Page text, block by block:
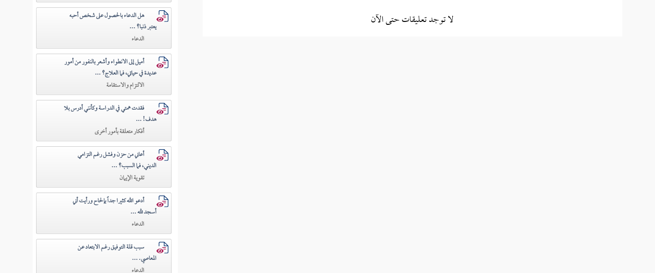
لا توجد تعليقات حتى الآن
هل الدعاء بالحصول على شخص أحبه
يعتبر ذنبا؟ ...
الدعاء
أميل إلى الانطواء وأشعر بالنفور من أمور
عديدة في حياتي، فما العلاج؟ ...
الالتزام والاستقامة
فقدت همتي في الدراسة وكأنني أدرس بلا
هدف! ...
أفكار متعلقة بأمور أخرى
أعاني من حزن وفشل رغم التزامي
الديني، فما السبب؟ ...
تقوية الإيمان
أدعو الله كثيرا جداً بإلحاح ورأيت أني
أسجد لله ...
الدعاء
سبب قلة التوفيق رغم الابتعاد عن
المعاصي. ...